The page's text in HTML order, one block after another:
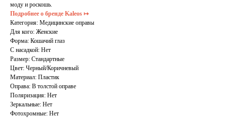
моду и роскошь.
Подробнее о бренде Kaleos ↦
Категория: Медицинские оправы
Для кого: Женские
Форма: Кошачий глаз
С насадкой: Нет
Размер: Стандартные
Цвет: Черный/Коричневый
Материал: Пластик
Оправа: В толстой оправе
Поляризация: Нет
Зеркальные: Нет
Фотохромные: Нет